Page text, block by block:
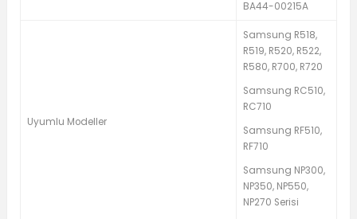
BA44-00215A
Uyumlu Modeller
Samsung R518,
R519, R520, R522,
R580, R700, R720
Samsung RC510,
RC710
Samsung RF510,
RF710
Samsung NP300,
NP350, NP550,
NP270 Serisi